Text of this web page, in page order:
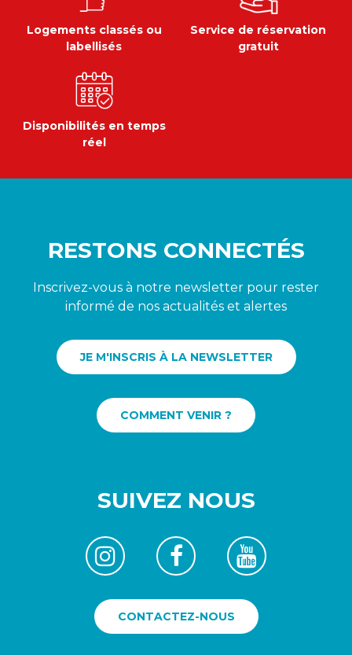
Logements classés ou
labellisés
Service de réservation
gratuit
Disponibilités en temps
réel
RESTONS CONNECTÉS
Inscrivez-vous à notre newsletter pour rester
informé de nos actualités et alertes
JE M'INSCRIS À LA NEWSLETTER
COMMENT VENIR ?
SUIVEZ NOUS
CONTACTEZ-NOUS